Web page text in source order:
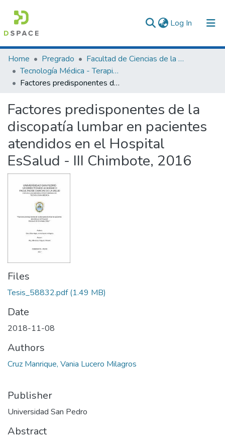
Log In (current)
Communities & Collections
All of DSpace
Home Pregrado
Facultad de Ciencias de la Salud
Tecnología Médica - Terapia Física y Rehabilitación
Factores predisponentes de la discopatía lumbar en pacientes atendidos en el Hospital EsSalud - III Chimbote, 2016
Factores predisponentes de la
discopatía lumbar en pacientes
atendidos en el Hospital
EsSalud - III Chimbote, 2016
Files
Tesis_58832.pdf(1.49 MB)
Date
2018-11-08
Authors
Cruz Manrique, Vania Lucero Milagros
Publisher
Universidad San Pedro
Abstract